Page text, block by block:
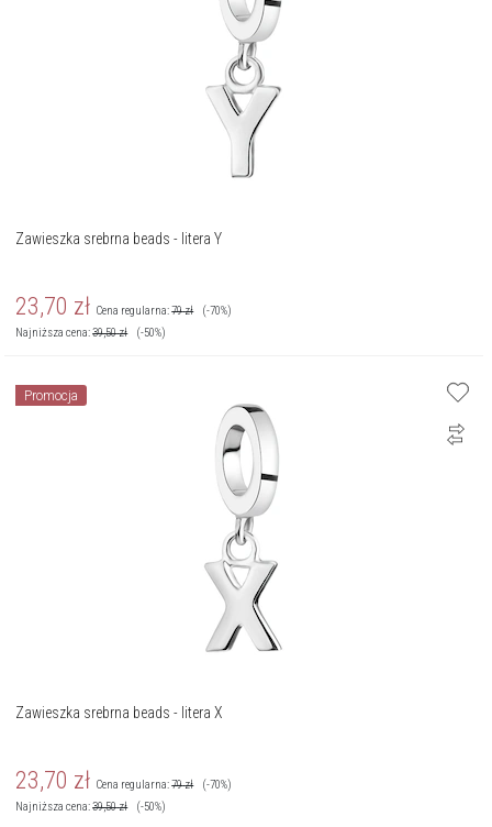
Zawieszka srebrna beads - litera Y
23,70 zł Cena regularna:79zł
(-70%)
Najniższa cena:39,50zł (-50%)
Promocja
Zawieszka srebrna beads - litera X
23,70 zł Cena regularna:79zł
(-70%)
Najniższa cena:39,50zł (-50%)